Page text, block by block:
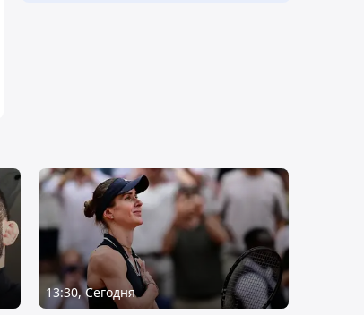
13:30, Сегодня